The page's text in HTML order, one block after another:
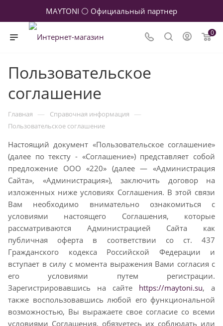
MAYTONI ⚪ Официальный партнер
0
Пользовательское
соглашение
Главная — Справочная информация —
Пользовательское соглашение
Настоящий документ «Пользовательское соглашение»
(далее по тексту - «Соглашение») представляет собой
предложение ООО «220» (далее — «Администрация
Сайта», «Администрация»), заключить договор на
изложенных ниже условиях Соглашения. В этой связи
Вам необходимо внимательно ознакомиться с
условиями настоящего Соглашения, которые
рассматриваются Администрацией Сайта как
публичная оферта в соответствии со ст. 437
Гражданского кодекса Российской Федерации и
вступает в силу с момента выражения Вами согласия с
его условиями путем регистрации.
Зарегистрировавшись на сайте https://maytoni.su, а
также воспользовавшись любой его функциональной
возможностью, Вы выражаете свое согласие со всеми
условиями Соглашения, обязуетесь их соблюдать или